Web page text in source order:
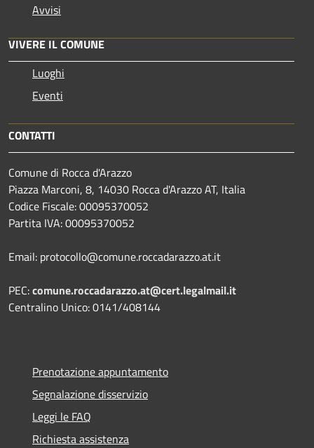
Avvisi
VIVERE IL COMUNE
Luoghi
Eventi
CONTATTI
Comune di Rocca d'Arazzo
Piazza Marconi, 8, 14030 Rocca d'Arazzo AT, Italia
Codice Fiscale: 00095370052
Partita IVA: 00095370052
Email: protocollo@comune.roccadarazzo.at.it
PEC:comune.roccadarazzo.at@cert.legalmail.it
Centralino Unico: 0141/408144
Prenotazione appuntamento
Segnalazione disservizio
Leggi le FAQ
Richiesta assistenza